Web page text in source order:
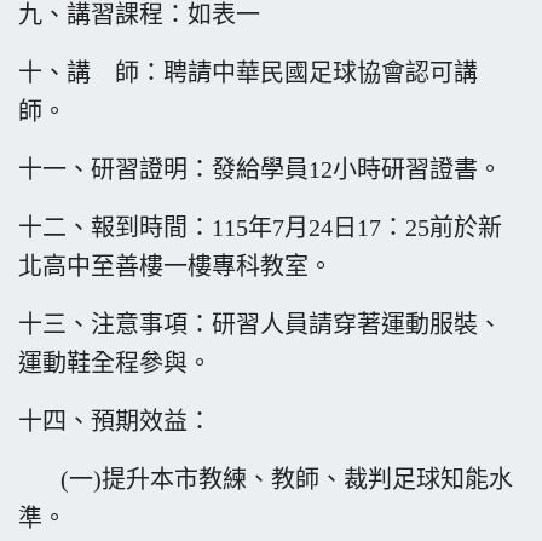
九、講習課程：如表一
十、講 師：聘請中華民國足球協會認可講
師。
十一、研習證明：發給學員12小時研習證書。
十二、報到時間：115年7月24日17：25前於新
北高中至善樓一樓專科教室。
十三、注意事項：研習人員請穿著運動服裝、
運動鞋全程參與。
十四、預期效益：
(一)提升本市教練、教師、裁判足球知能水
準。